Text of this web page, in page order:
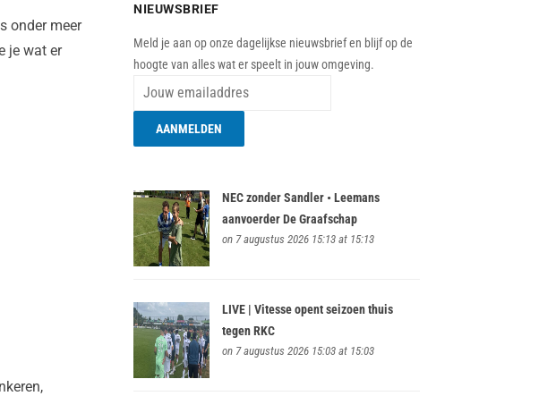
onder meer
je wat er
NIEUWSBRIEF
Meld je aan op onze dagelijkse nieuwsbrief en blijf op de
hoogte van alles wat er speelt in jouw omgeving.
NEC zonder Sandler • Leemans
aanvoerder De Graafschap
on 7 augustus 2026 15:13 at 15:13
LIVE | Vitesse opent seizoen thuis
tegen RKC
on 7 augustus 2026 15:03 at 15:03